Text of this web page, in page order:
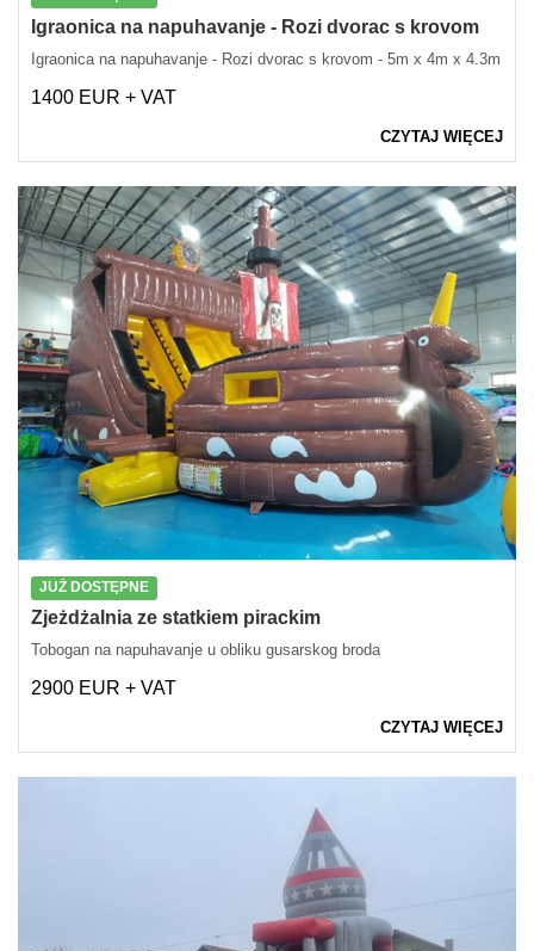
Igraonica na napuhavanje - Rozi dvorac s krovom
Igraonica na napuhavanje - Rozi dvorac s krovom - 5m x 4m x 4.3m
1400 EUR + VAT
CZYTAJ WIĘCEJ
JUŻ DOSTĘPNE
Zjeżdżalnia ze statkiem pirackim
Tobogan na napuhavanje u obliku gusarskog broda
2900 EUR + VAT
CZYTAJ WIĘCEJ